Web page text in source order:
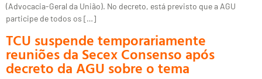
(Advocacia-Geral da União). No decreto, está previsto que a AGU
participe de todos os […]
TCU suspende temporariamente
reuniões da Secex Consenso após
decreto da AGU sobre o tema